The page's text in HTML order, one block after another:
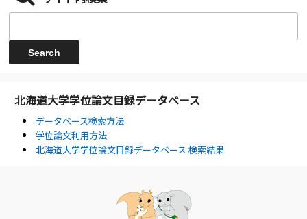
北海道大学学位論文目録データベース
データベース検索方法
学位論文利用方法
北海道大学学位論文目録データベース 検索結果